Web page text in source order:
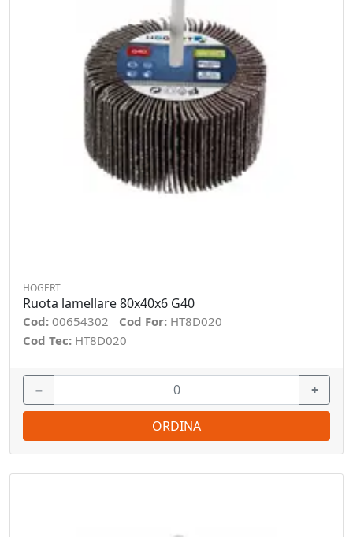
HOGERT
Ruota lamellare 80x40x6 G40
Cod: 00654302 Cod For: HT8D020
Cod Tec: HT8D020
− +
ORDINA